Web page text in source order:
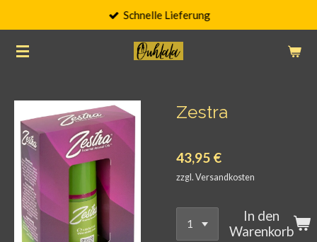
springen
Schnelle Lieferung
Zestra
43,95 €
zzgl. Versandkosten
In den
Warenkorb